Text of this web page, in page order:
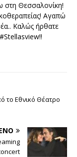
στη Θεσσαλονίκη!
Αγαπώ
Καλώς ήρθατε
το Εθνικό Θέατρο